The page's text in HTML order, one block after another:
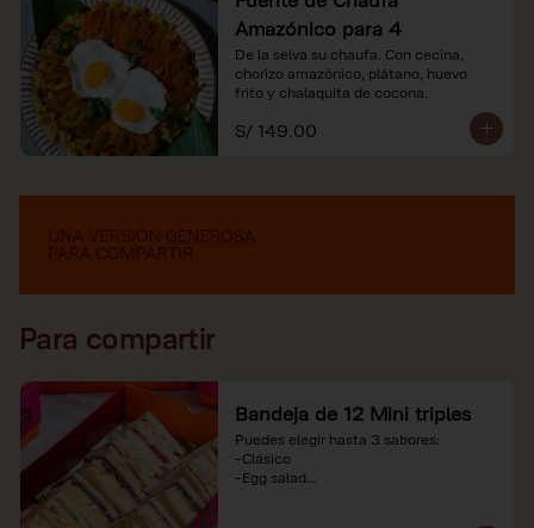
Amazónico para 4
De la selva su chaufa. Con cecina,
chorizo amazónico, plátano, huevo
frito y chalaquita de cocona.
S/ 149.00
Para compartir
Bandeja de 12 Mini triples
Puedes elegir hasta 3 sabores:
-Clásico
-Egg salad